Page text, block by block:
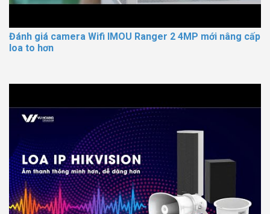
Đánh giá camera Wifi IMOU Ranger 2 4MP mới nâng cấp
loa to hơn